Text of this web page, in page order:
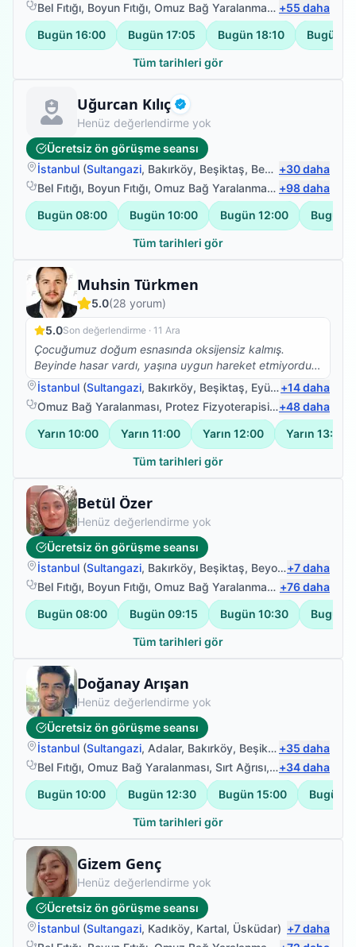
Bel Fıtığı, Boyun Fıtığı, Omuz Bağ Yaralanması ,Protez
+55 daha
Bugün 16:00 Bugün 17:05 Bugün 18:10 Bugün
Tüm tarihleri gör
Uğurcan Kılıç Doğrulanmış
Fizyoterapist
Henüz değerlendirme yok
Ücretsiz ön görüşme seansı
İstanbul (Sultangazi, Bakırköy, Beşiktaş, Beykoz )
+30daha
Bel Fıtığı, Boyun Fıtığı, Omuz Bağ Yaralanması ,Protez
+98daha
Bugün 08:00 Bugün 10:00 Bugün 12:00 Bugün
Tüm tarihleri gör
Muhsin Türkmen
Fizyoterapist
5.0(28 yorum)
5.0Son değerlendirme · 11 Ara
Çocuğumuz doğum esnasında oksijensiz kalmış.
Beyinde hasar vardı, yaşına uygun hareket etmiyordu,
gelişim geriliği vardı. Muhsin beyle tanıştık. Çocuğuma
fizik tedavini yapmaya başladı. Çok ilgili, çok titiz, çok
düzgün bir hoca. İşini çok iyi yapan birisi. Hep
sorularımızı cevapladı, her şeye yardımcı olmaya çalıştı.
En iyi hocalara yönlendirdi çocuğun sorunlarıyla ilgili.
Biz çok razıyız. Allah'ta razı olsun sizden. Herkese
İstanbul (Sultangazi, Bakırköy, Beşiktaş, Eyüpsultan )
+14daha
Omuz Bağ Yaralanması, Protez Fizyoterapisi,Kinezyolojik
+48daha
Yarın 10:00 Yarın 11:00 Yarın 12:00 Yarın 13:00
Tüm tarihleri gör
Betül Özer
Fizyoterapist
Henüz değerlendirme yok
Ücretsiz ön görüşme seansı
İstanbul (Sultangazi, Bakırköy, Beşiktaş, Beyoğlu )
+7daha
Bel Fıtığı, Boyun Fıtığı, Omuz Bağ Yaralanması ,Protez
+76daha
Bugün 08:00 Bugün 09:15 Bugün 10:30 Bugün
Tüm tarihleri gör
Doğanay Arışan
Fizyoterapist
Henüz değerlendirme yok
Ücretsiz ön görüşme seansı
İstanbul (Sultangazi, Adalar, Bakırköy, Beşiktaş )
+35 daha
Bel Fıtığı, Omuz Bağ Yaralanması, Sırt Ağrısı, Bel Ağrısı
+34daha
Bugün 10:00 Bugün 12:30 Bugün 15:00 Bugün
Tüm tarihleri gör
Gizem Genç
Fizyoterapist
Henüz değerlendirme yok
Ücretsiz ön görüşme seansı
İstanbul (Sultangazi, Kadıköy, Kartal, Üsküdar) +7daha